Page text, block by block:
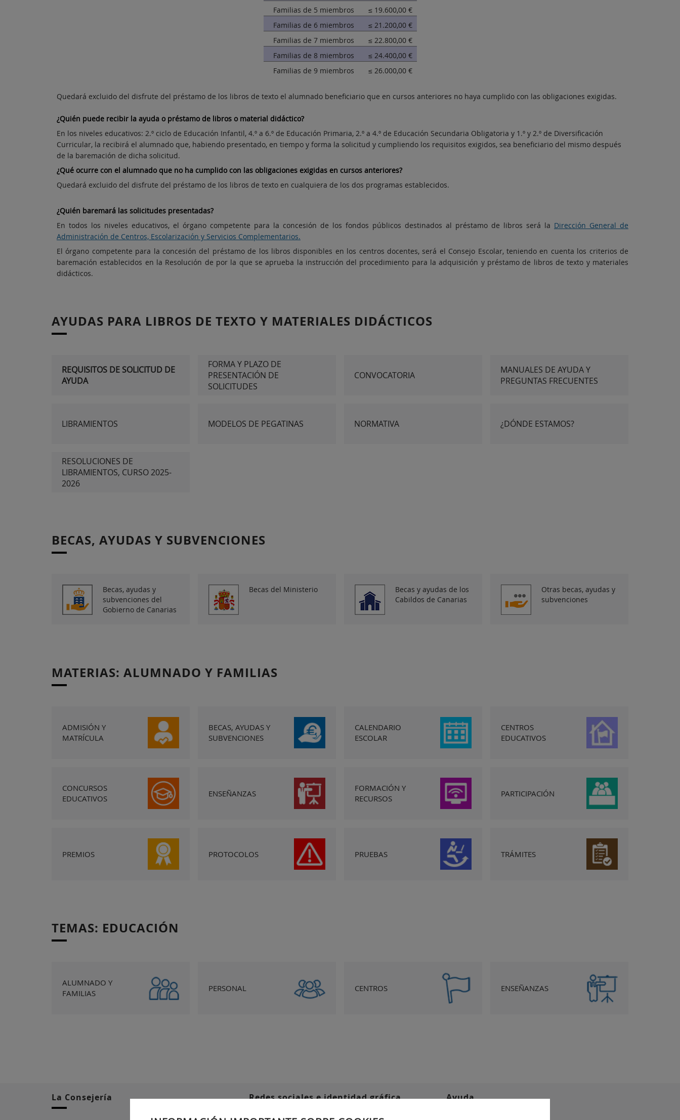
Familias de 5 miembros
≤ 19.600,00 €
Familias de 6 miembros
≤ 21.200,00 €
Familias de 7 miembros
≤ 22.800,00 €
Familias de 8 miembros
≤ 24.400,00 €
Familias de 9 miembros
≤ 26.000,00 €
Quedará excluido del disfrute del préstamo de los libros de texto el alumnado beneficiario que en cursos anteriores no haya cumplido con las obligaciones exigidas.
¿Quién puede recibir la ayuda o préstamo de libros o material didáctico?
En los niveles educativos: 2.º ciclo de Educación Infantil, 4.º a 6.º de Educación Primaria, 2.º a 4.º de Educación Secundaria Obligatoria y 1.º y 2.º de Diversificación
Curricular, la recibirá el alumnado que, habiendo presentado, en tiempo y forma la solicitud y cumpliendo los requisitos exigidos, sea beneficiario del mismo después
de la baremación de dicha solicitud.
¿Qué ocurre con el alumnado que no ha cumplido con las obligaciones exigidas en cursos anteriores?
Quedará excluido del disfrute del préstamo de los libros de texto en cualquiera de los dos programas establecidos.
¿Quién baremará las solicitudes presentadas?
En todos los niveles educativos, el órgano competente para la concesión de los fondos públicos destinados al préstamo de libros será la Dirección General de
Administración de Centros, Escolarización y Servicios Complementarios.
El órgano competente para la concesión del préstamo de los libros disponibles en los centros docentes, será el Consejo Escolar, teniendo en cuenta los criterios de
baremación establecidos en la Resolución de por la que se aprueba la instrucción del procedimiento para la adquisición y préstamo de libros de texto y materiales
didácticos.
AYUDAS PARA LIBROS DE TEXTO Y MATERIALES DIDÁCTICOS
REQUISITOS DE SOLICITUD DE
AYUDA
FORMA Y PLAZO DE
PRESENTACIÓN DE
SOLICITUDES
CONVOCATORIA
MANUALES DE AYUDA Y
PREGUNTAS FRECUENTES
LIBRAMIENTOS MODELOS DE PEGATINAS NORMATIVA ¿DÓNDE ESTAMOS?
RESOLUCIONES DE
LIBRAMIENTOS, CURSO 2025-
2026
BECAS, AYUDAS Y SUBVENCIONES
Becas, ayudas y
subvenciones del
Gobierno de Canarias
Becas del Ministerio
Becas y ayudas de los
Cabildos de Canarias
Otras becas, ayudas y
subvenciones
MATERIAS: ALUMNADO Y FAMILIAS
ADMISIÓN Y
MATRÍCULA
BECAS, AYUDAS Y
SUBVENCIONES
CALENDARIO
ESCOLAR
CENTROS
EDUCATIVOS
CONCURSOS
EDUCATIVOS
ENSEÑANZAS
FORMACIÓN Y
RECURSOS
PARTICIPACIÓN
PREMIOS PROTOCOLOS PRUEBAS TRÁMITES
TEMAS: EDUCACIÓN
ALUMNADO Y
FAMILIAS
PERSONAL CENTROS ENSEÑANZAS
La Consejería Redes sociales e identidad gráfica Ayuda